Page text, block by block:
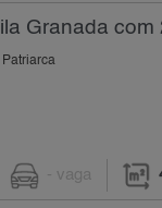
Granada com
- vaga